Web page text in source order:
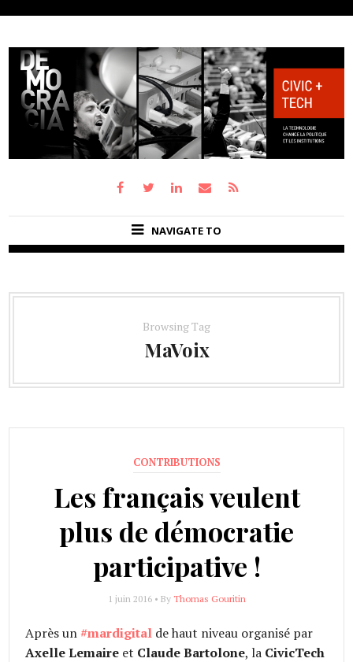
NAVIGATE TO
Browsing Tag
MaVoix
CONTRIBUTIONS
Les français veulent
plus de démocratie
participative !
1 juin 2016 • By Thomas Gouritin
Après un#mardigital de haut niveau organisé par
Axelle Lemaire et Claude Bartolone, la CivicTech